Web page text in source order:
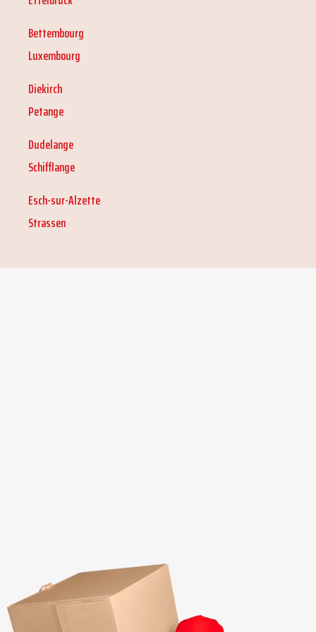
Bettembourg
Luxembourg
Diekirch
Petange
Dudelange
Schifflange
Esch-sur-Alzette
Strassen